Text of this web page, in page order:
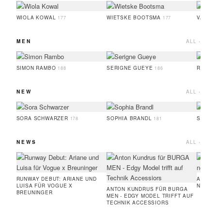
WIOLA KOWAL 177 WIETSKE BOOTSMA 177
MEN ALL ›
SIMON RAMBO 188 SERIGNE GUEYE 186
NEW ALL ›
SORA SCHWARZER 178 SOPHIA BRANDL 181
NEWS ALL ›
RUNWAY DEBUT: ARIANE UND
LUISA FÜR VOGUE X
BREUNINGER
ANTON KUNDRUS FÜR BURGA
MEN - EDGY MODEL TRIFFT AUF
TECHNIK ACCESSIORS
AMIE
NEUE